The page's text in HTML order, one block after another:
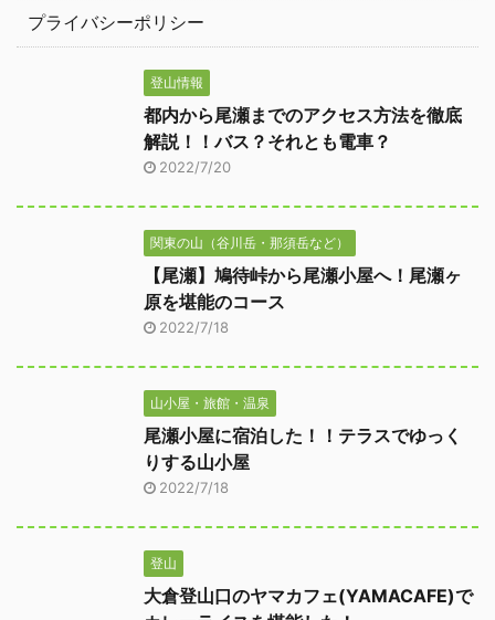
プライバシーポリシー
登山情報
都内から尾瀬までのアクセス方法を徹底
解説！！バス？それとも電車？
2022/7/20
関東の山（谷川岳・那須岳など）
【尾瀬】鳩待峠から尾瀬小屋へ！尾瀬ヶ
原を堪能のコース
2022/7/18
山小屋・旅館・温泉
尾瀬小屋に宿泊した！！テラスでゆっく
りする山小屋
2022/7/18
登山
大倉登山口のヤマカフェ(YAMACAFE)で